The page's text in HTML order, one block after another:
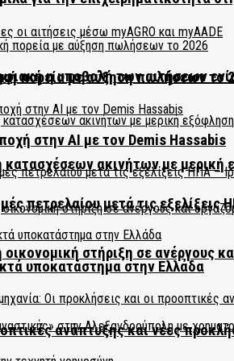
η υποβολή των αιτήσεων
ακινήτων με μερική
στήριξη σε ανέργους
πορεία με αύξηση πωλήσεων το
στην AI με τον Demis Hassabis
πετρελαίου μετά τις εξελίξεις
υποκατάστημα στην Ελλάδα
ανάπτυξης και νέες